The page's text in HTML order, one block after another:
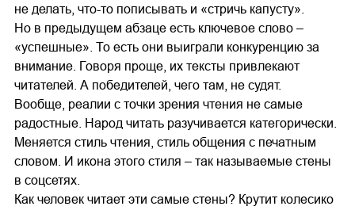
не делать, что-то пописывать и «стричь капусту».
Но в предыдущем абзаце есть ключевое слово –
«успешные». То есть они выиграли конкуренцию за
внимание. Говоря проще, их тексты привлекают
читателей. А победителей, чего там, не судят.
Вообще, реалии с точки зрения чтения не самые
радостные. Народ читать разучивается категорически.
Меняется стиль чтения, стиль общения с печатным
словом. И икона этого стиля – так называемые стены
в соцсетях.
Как человек читает эти самые стены? Крутит колесико